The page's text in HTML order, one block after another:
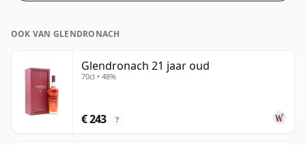
OOK VAN GLENDRONACH
Glendronach 21 jaar oud
70cl • 48%
€ 243 ?